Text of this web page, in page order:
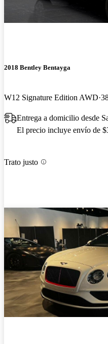
2018 Bentley Bentayga
W12 Signature Edition AWD
Entrega a domicilio desde
El precio incluye envío de
Trato justo